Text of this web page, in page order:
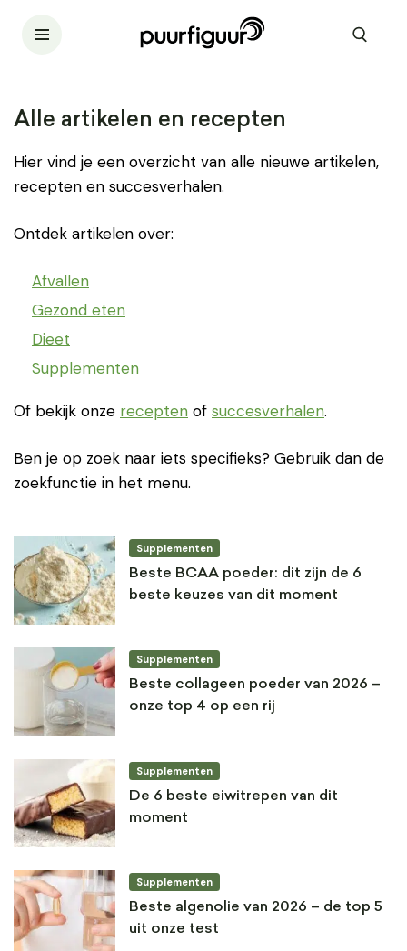
Alle artikelen en recepten
Hier vind je een overzicht van alle nieuwe artikelen,
recepten en succesverhalen.
Ontdek artikelen over:
Afvallen
Gezond eten
Dieet
Supplementen
Of bekijk onze recepten of succesverhalen.
Ben je op zoek naar iets specifieks? Gebruik dan de
zoekfunctie in het menu.
Supplementen
Beste BCAA poeder: dit zijn de 6
beste keuzes van dit moment
Supplementen
Beste collageen poeder van 2026 –
onze top 4 op een rij
Supplementen
De 6 beste eiwitrepen van dit
moment
Supplementen
Beste algenolie van 2026 – de top 5
uit onze test